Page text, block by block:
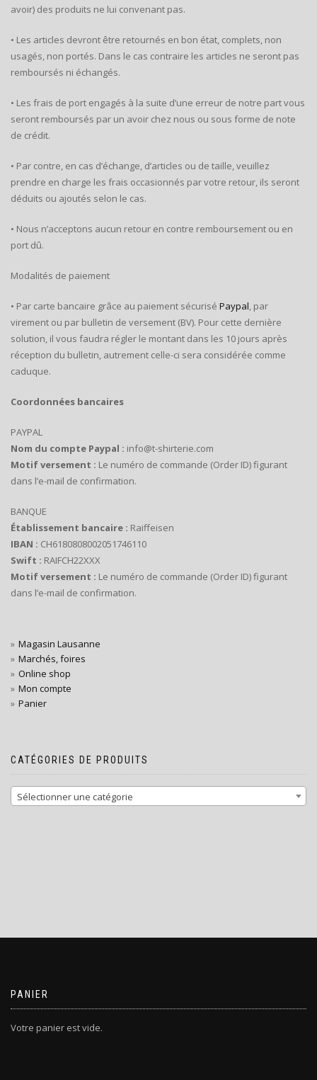
avoir) des produits ne lui convenant pas.
• Les articles devront être retournés en bon état, complets, non
usagés, non portés. Dans le cas contraire les articles ne seront pas
remboursés ni échangés.
• Les frais de port engagés à la suite d’une erreur de notre part vous
seront remboursés par un avoir chez nous ou sous forme de note
de crédit.
• Par contre, en cas d’échange, d’articles ou de taille, veuillez
prendre en charge les frais occasionnés par votre retour, ils seront
déduits ou ajoutés selon le cas.
• Nous n’acceptons aucun retour en contre remboursement ou en
port dû.
Modalités de paiement
• Par carte bancaire grâce au paiement sécurisé Paypal, par
virement ou par bulletin de versement (BV). Pour cette dernière
solution, il vous faudra régler le montant dans les 10 jours après
réception du bulletin, autrement celle-ci sera considérée comme
caduque.
Coordonnées bancaires
PAYPAL
Nom du compte Paypal : info@t-shirterie.com
Motif versement : Le numéro de commande (Order ID) figurant
dans l’e-mail de confirmation.
BANQUE
Établissement bancaire : Raiffeisen
IBAN : CH6180808002051746110
Swift : RAIFCH22XXX
Motif versement : Le numéro de commande (Order ID) figurant
dans l’e-mail de confirmation.
Magasin Lausanne
Marchés, foires
Online shop
Mon compte
Panier
CATÉGORIES DE PRODUITS
Sélectionner une catégorie
PANIER
Votre panier est vide.